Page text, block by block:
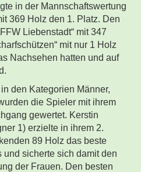
in der Mannschaftswertung
369 Holz den 1. Platz. Den
Liebenstadt“ mit 347
mit nur 1 Holz
Nachsehen hatten und auf
den Kategorien Männer,
die Spieler mit ihrem
gewertet. Kerstin
1) erzielte in ihrem 2.
89 Holz das beste
und sicherte sich damit den
der Frauen. Den besten